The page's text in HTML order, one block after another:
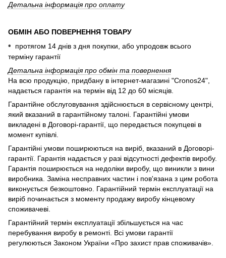
Детальна інформація про оплату
ОБМІН АБО ПОВЕРНЕННЯ ТОВАРУ
• протягом 14 днів з дня покупки, або упродовж всього
терміну гарантії
Детальна інформація про обмін та повернення
На всю продукцію, придбану в інтернет-магазині "Cronos24",
надається гарантія на термін від 12 до 60 місяців.
Гарантійне обслуговування здійснюється в сервісному центрі,
який вказаний в гарантійному талоні. Гарантійні умови
викладені в Договорі-гарантії, що передається покупцеві в
момент купівлі.
Гарантійні умови поширюються на виріб, вказаний в Договорі-
гарантії. Гарантія надається у разі відсутності дефектів виробу.
Гарантія поширюється на недоліки виробу, що виникли з вини
виробника. Заміна несправних частин і пов'язана з цим робота
виконується безкоштовно. Гарантійний термін експлуатації на
виріб починається з моменту продажу виробу кінцевому
споживачеві.
Гарантійний термін експлуатації збільшується на час
перебування виробу в ремонті. Всі умови гарантії
регулюються Законом України «Про захист прав споживачів».